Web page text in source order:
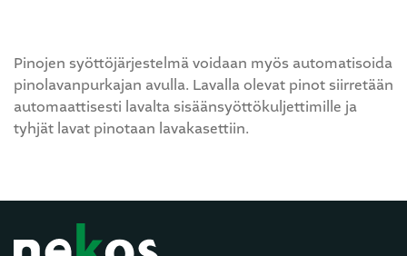
Pinojen syöttöjärjestelmä voidaan myös automatisoida
pinolavanpurkajan avulla. Lavalla olevat pinot siirretään
automaattisesti lavalta sisäänsyöttökuljettimille ja
tyhjät lavat pinotaan lavakasettiin.